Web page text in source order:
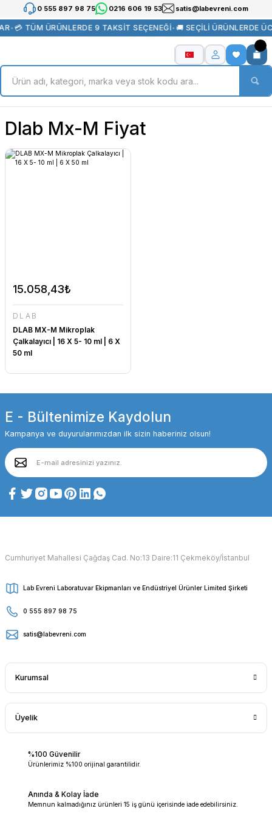
0 555 897 98 75 0216 606 19 53 satis@labevreni.com
•💳 TÜM ÜRÜNLERDE 9 TAKSİT SEÇENEĞİ•🚚 SEÇİLİ ÜRÜNLERDE
Dlab Mx-M Fiyat
15.058,43₺
DLAB
DLAB MX-M Mikroplak
Çalkalayıcı | 16 X 5- 10 ml | 6 X
50 ml
E - Bültenimize Kaydolun
Kampanya ve duyurularımızdan ilk sizin haberiniz olsun!
Cumhuriyet Mahallesi Çağdaş Cad. No:13 Daire:11 Çekmeköy/İstanbul
Lab Evreni Laboratuvar Ekipmanları ve Endüstriyel Ürünler Limited Şirketi
0 555 897 98 75
satis@labevreni.com
Kurumsal
Üyelik
%100 Güvenilir
Ürünlerimiz %100 orijinal garantilidir.
Anında & Kolay İade
Memnun kalmadığınız ürünleri 15 iş günü içerisinde iade edebilirsiniz.